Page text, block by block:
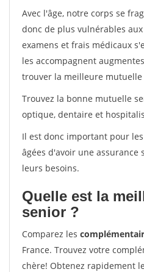
Avec l'âge, notre corps se
donc de plus vulnérables
examens et frais médicaux
les accompagnent
trouver la meilleure mutuelle
Trouvez la bonne mutuelle
optique, dentaire et
Il est donc important pour
âgées d'avoir une assurance
leurs besoins.
Quelle est la
senior ?
Comparez les
France. Trouvez votre
chère! Obtenez rapidement